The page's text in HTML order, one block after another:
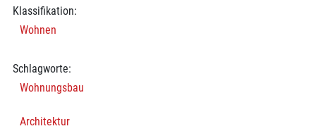
Klassifikation:
Wohnen
Schlagworte:
Wohnungsbau
Architektur